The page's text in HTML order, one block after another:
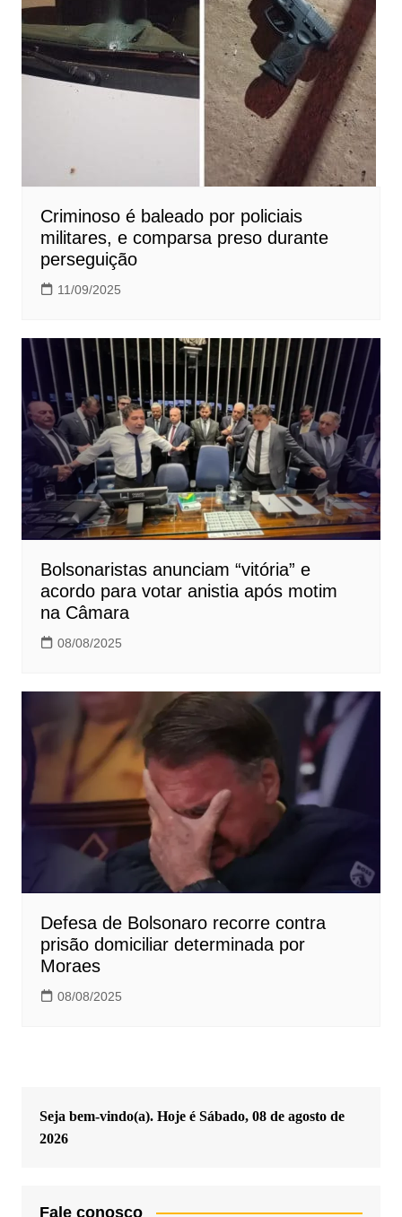
Criminoso é baleado por policiais
militares, e comparsa preso durante
perseguição
11/09/2025
Bolsonaristas anunciam “vitória” e
acordo para votar anistia após motim
na Câmara
08/08/2025
Defesa de Bolsonaro recorre contra
prisão domiciliar determinada por
Moraes
08/08/2025
Seja bem-vindo(a). Hoje é Sábado, 08 de agosto de
2026
Fale conosco